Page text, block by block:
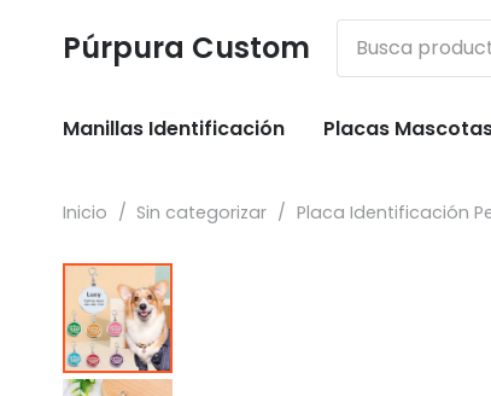
Púrpura Custom
Manillas Identificación Placas
Inicio / Sin categorizar / Placa Identificación